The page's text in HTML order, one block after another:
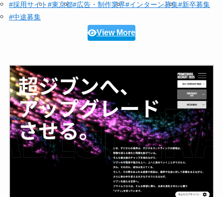
#採用サイト#東京都#広告・制作業界#インターン募集#新卒募集
#中途募集
View More